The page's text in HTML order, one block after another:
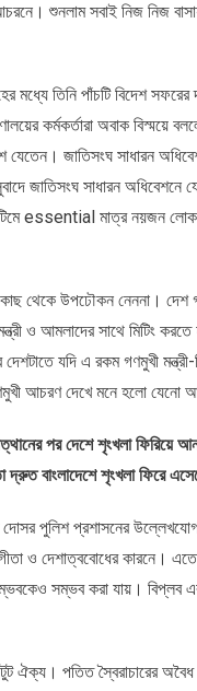
শুনলাম সবাই নিজ নিজ
মধ্যে তিনি পাঁচটি বিদেশ
কর্মকর্তারা অবাক
যেতেন। জাতিসংঘ সাধারন
জাতিসংঘ সাধারন
টিমে essential মাত্র নয়জন
থেকে উপঢৌকন নেননা। দেশ
ও আমলাদের সাথে মিটিং
দেশটাতে যদি এ রকম গণমুখী
আচরণ দেখে মনে হলো যেনো
পর দেশে শৃংখলা ফিরিয়ে
বাংলাদেশে শৃংখলা ফিরে
দোসর পুলিশ প্রশাসনের
ও দেশাত্ববোধের
সম্ভব করা যায়। বিপ্লব
পতিত স্বৈরাচারের অবৈধ